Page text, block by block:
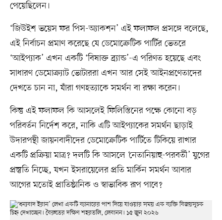
পেয়েছিলেন।
‘জিউইশ ভয়েস ফর পিস-অ্যাকশন’ এই ফলাফল প্রসঙ্গে বলেছে,
এই নির্বাচন প্রমাণ করেছে যে ডেমোক্রেটিক পার্টির ভেতরে
‘আইপ্যাক’ এখন একটি ‘বিষাক্ত ব্র্যান্ড’-এ পরিণত হয়েছে এবং
সাধারণ ডেমোক্র্যাট ভোটাররা এখন আর সেই আইনপ্রণেতাদের
দেখতে চান না, যাঁরা গণহত্যাকে সমর্থন বা রক্ষা করেন।
কিন্তু এই ফলাফল কি আসলেই ফিলিস্তিনের পক্ষে কোনো বড়
পরিবর্তন নির্দেশ করে, নাকি এটি আইপ্যাকের সমর্থন ছাড়াই
উদারপন্থী জায়নবাদীদের ডেমোক্রেটিক পার্টিতে টিকিয়ে রাখার
একটি প্রক্রিয়া মাত্র? দলটি কি আসলে ‘নেতানিয়াহু-পরবর্তী’ যুগের
প্রস্তুতি নিচ্ছে, যখন ইসরায়েলের প্রতি মার্কিন সমর্থন আবার
আগের মতোই প্রাতিষ্ঠানিক ও স্বাভাবিক রূপ পাবে?